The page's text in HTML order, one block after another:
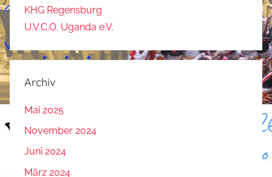
KHG Regensburg
U.V.C.O. Uganda e.V.
Archiv
Mai 2025
November 2024
Juni 2024
März 2024